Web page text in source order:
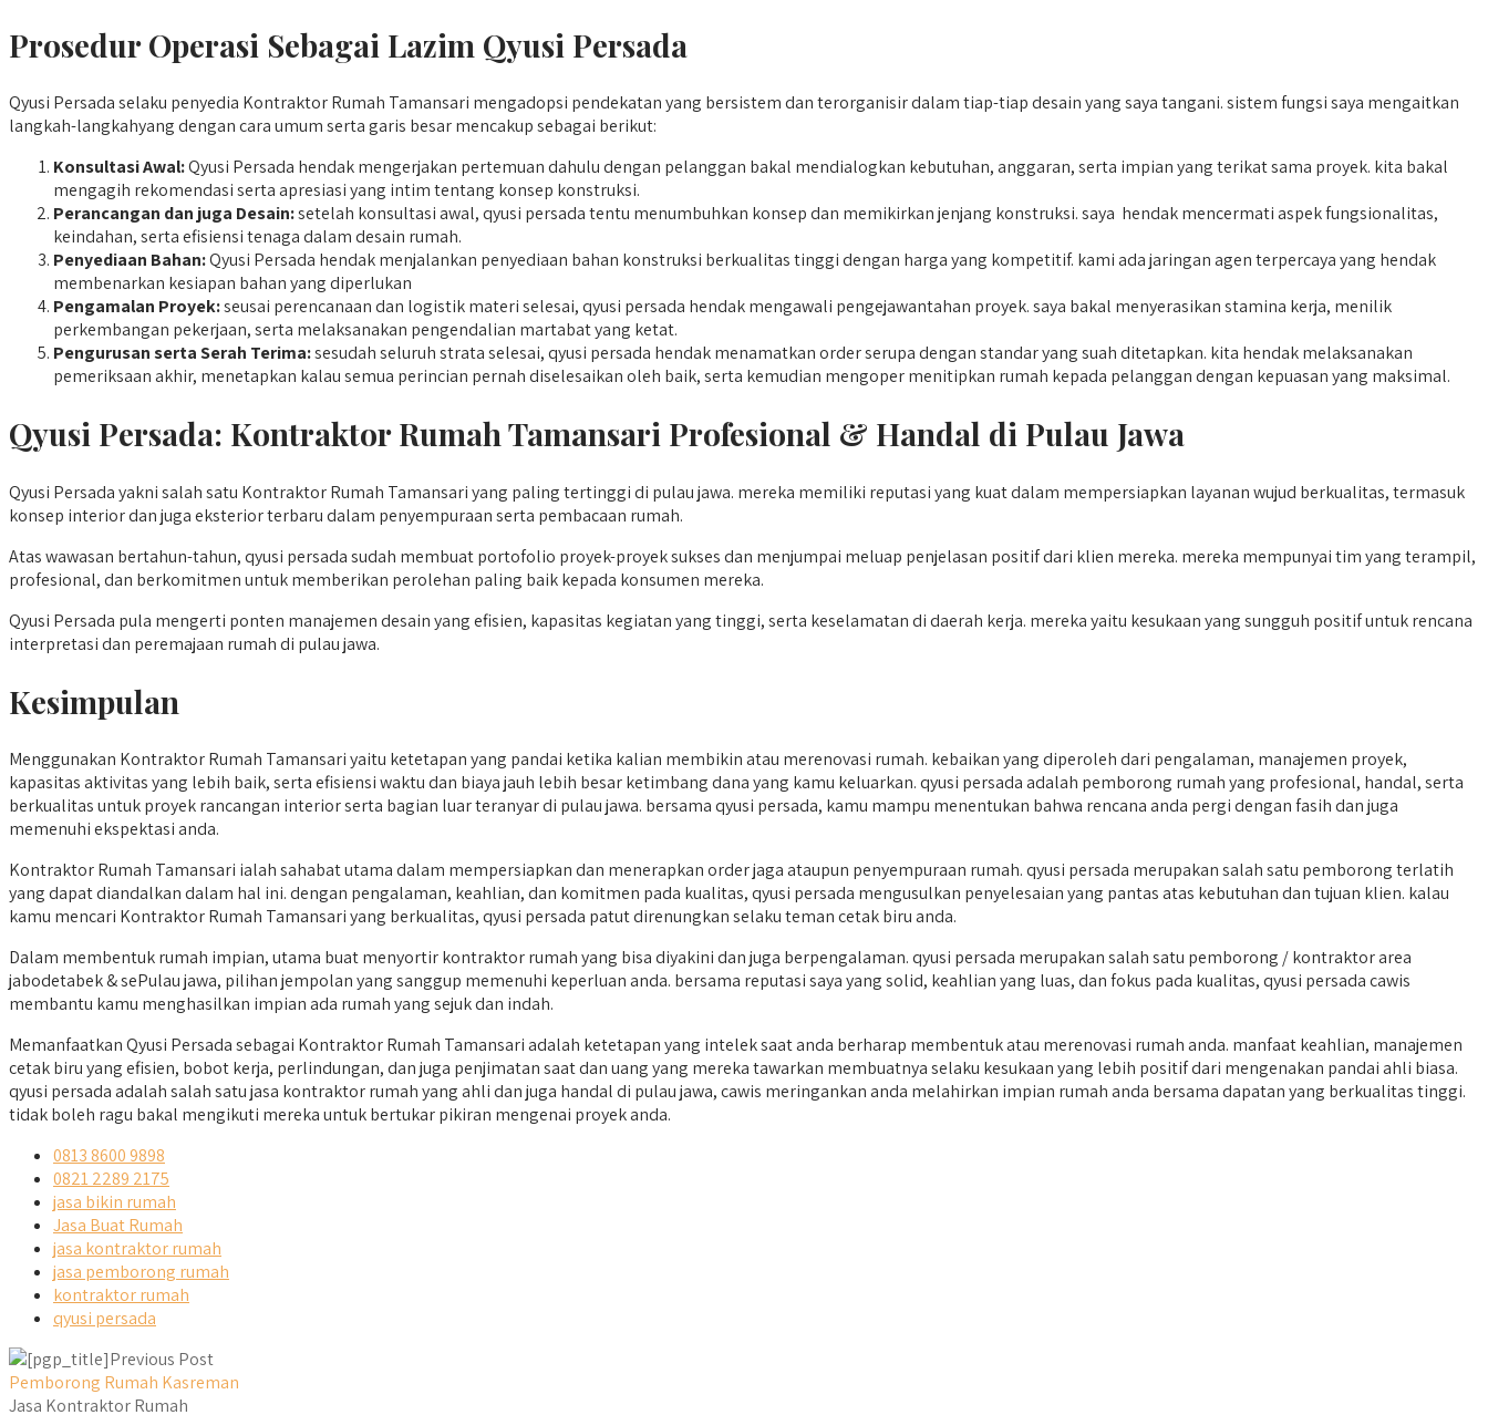
Prosedur Operasi Sebagai Lazim Qyusi Persada
Qyusi Persada selaku penyedia Kontraktor Rumah Tamansari mengadopsi pendekatan yang bersistem dan terorganisir dalam tiap-tiap desain yang saya tangani. sistem fungsi saya mengaitkan
langkah-langkahyang dengan cara umum serta garis besar mencakup sebagai berikut:
Konsultasi Awal:Qyusi Persada hendak mengerjakan pertemuan dahulu dengan pelanggan bakal mendialogkan kebutuhan, anggaran, serta impian yang terikat sama proyek. kita bakal
mengagih rekomendasi serta apresiasi yang intim tentang konsep konstruksi.
Perancangan dan juga Desain:setelah konsultasi awal, qyusi persada tentu menumbuhkan konsep dan memikirkan jenjang konstruksi. saya hendak mencermati aspek fungsionalitas,
keindahan, serta efisiensi tenaga dalam desain rumah.
Penyediaan Bahan:Qyusi Persada hendak menjalankan penyediaan bahan konstruksi berkualitas tinggi dengan harga yang kompetitif. kami ada jaringan agen terpercaya yang hendak
membenarkan kesiapan bahan yang diperlukan
Pengamalan Proyek:seusai perencanaan dan logistik materi selesai, qyusi persada hendak mengawali pengejawantahan proyek. saya bakal menyerasikan stamina kerja, menilik
perkembangan pekerjaan, serta melaksanakan pengendalian martabat yang ketat.
Pengurusan serta Serah Terima:sesudah seluruh strata selesai, qyusi persada hendak menamatkan order serupa dengan standar yang suah ditetapkan. kita hendak melaksanakan
pemeriksaan akhir, menetapkan kalau semua perincian pernah diselesaikan oleh baik, serta kemudian mengoper menitipkan rumah kepada pelanggan dengan kepuasan yang maksimal.
Qyusi Persada: Kontraktor Rumah Tamansari Profesional & Handal di Pulau Jawa
Qyusi Persada yakni salah satu Kontraktor Rumah Tamansari yang paling tertinggi di pulau jawa. mereka memiliki reputasi yang kuat dalam mempersiapkan layanan wujud berkualitas, termasuk
konsep interior dan juga eksterior terbaru dalam penyempuraan serta pembacaan rumah.
Atas wawasan bertahun-tahun, qyusi persada sudah membuat portofolio proyek-proyek sukses dan menjumpai meluap penjelasan positif dari klien mereka. mereka mempunyai tim yang terampil,
profesional, dan berkomitmen untuk memberikan perolehan paling baik kepada konsumen mereka.
Qyusi Persada pula mengerti ponten manajemen desain yang efisien, kapasitas kegiatan yang tinggi, serta keselamatan di daerah kerja. mereka yaitu kesukaan yang sungguh positif untuk rencana
interpretasi dan peremajaan rumah di pulau jawa.
Kesimpulan
Menggunakan Kontraktor Rumah Tamansari yaitu ketetapan yang pandai ketika kalian membikin atau merenovasi rumah. kebaikan yang diperoleh dari pengalaman, manajemen proyek,
kapasitas aktivitas yang lebih baik, serta efisiensi waktu dan biaya jauh lebih besar ketimbang dana yang kamu keluarkan. qyusi persada adalah pemborong rumah yang profesional, handal, serta
berkualitas untuk proyek rancangan interior serta bagian luar teranyar di pulau jawa. bersama qyusi persada, kamu mampu menentukan bahwa rencana anda pergi dengan fasih dan juga
memenuhi ekspektasi anda.
Kontraktor Rumah Tamansari ialah sahabat utama dalam mempersiapkan dan menerapkan order jaga ataupun penyempuraan rumah. qyusi persada merupakan salah satu pemborong terlatih
yang dapat diandalkan dalam hal ini. dengan pengalaman, keahlian, dan komitmen pada kualitas, qyusi persada mengusulkan penyelesaian yang pantas atas kebutuhan dan tujuan klien. kalau
kamu mencari Kontraktor Rumah Tamansari yang berkualitas, qyusi persada patut direnungkan selaku teman cetak biru anda.
Dalam membentuk rumah impian, utama buat menyortir kontraktor rumah yang bisa diyakini dan juga berpengalaman. qyusi persada merupakan salah satu pemborong / kontraktor area
jabodetabek & sePulau jawa, pilihan jempolan yang sanggup memenuhi keperluan anda. bersama reputasi saya yang solid, keahlian yang luas, dan fokus pada kualitas, qyusi persada cawis
membantu kamu menghasilkan impian ada rumah yang sejuk dan indah.
Memanfaatkan Qyusi Persada sebagai Kontraktor Rumah Tamansari adalah ketetapan yang intelek saat anda berharap membentuk atau merenovasi rumah anda. manfaat keahlian, manajemen
cetak biru yang efisien, bobot kerja, perlindungan, dan juga penjimatan saat dan uang yang mereka tawarkan membuatnya selaku kesukaan yang lebih positif dari mengenakan pandai ahli biasa.
qyusi persada adalah salah satu jasa kontraktor rumah yang ahli dan juga handal di pulau jawa, cawis meringankan anda melahirkan impian rumah anda bersama dapatan yang berkualitas tinggi.
tidak boleh ragu bakal mengikuti mereka untuk bertukar pikiran mengenai proyek anda.
0813 8600 9898
0821 2289 2175
jasa bikin rumah
Jasa Buat Rumah
jasa kontraktor rumah
jasa pemborong rumah
kontraktor rumah
qyusi persada
Previous Post
Pemborong Rumah Kasreman
Jasa Kontraktor Rumah